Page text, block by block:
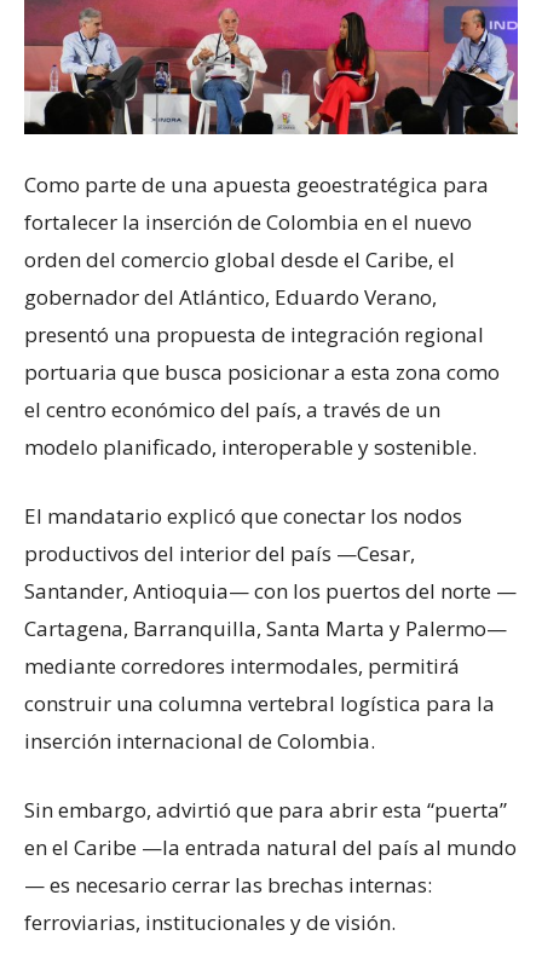
Como parte de una apuesta geoestratégica para
fortalecer la inserción de Colombia en el nuevo
orden del comercio global desde el Caribe, el
gobernador del Atlántico, Eduardo Verano,
presentó una propuesta de integración regional
portuaria que busca posicionar a esta zona como
el centro económico del país, a través de un
modelo planificado, interoperable y sostenible.
El mandatario explicó que conectar los nodos
productivos del interior del país —Cesar,
Santander, Antioquia— con los puertos del norte —
Cartagena, Barranquilla, Santa Marta y Palermo—
mediante corredores intermodales, permitirá
construir una columna vertebral logística para la
inserción internacional de Colombia.
Sin embargo, advirtió que para abrir esta “puerta”
en el Caribe —la entrada natural del país al mundo
— es necesario cerrar las brechas internas:
ferroviarias, institucionales y de visión.